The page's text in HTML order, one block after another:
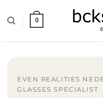
to
content
0
EVEN REALITIES
GLASSES SPECIALIST